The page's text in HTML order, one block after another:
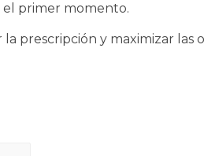
el primer momento.
prescripción y maximizar las